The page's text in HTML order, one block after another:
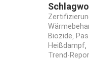
Biozide
Heißdampf
Trend-